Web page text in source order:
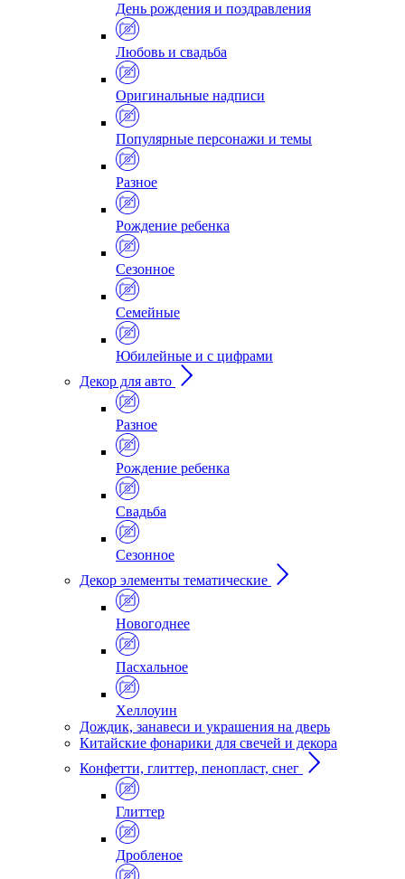
День рождения и поздравления
Любовь и свадьба
Оригинальные надписи
Популярные персонажи и темы
Разное
Рождение ребенка
Сезонное
Семейные
Юбилейные и с цифрами
Декор для авто
Разное
Рождение ребенка
Свадьба
Сезонное
Декор элементы тематические
Новогоднее
Пасхальное
Хеллоуин
Дождик, занавеси и украшения на дверь
Китайские фонарики для свечей и декора
Конфетти, глиттер, пенопласт, снег
Глиттер
Дробленое